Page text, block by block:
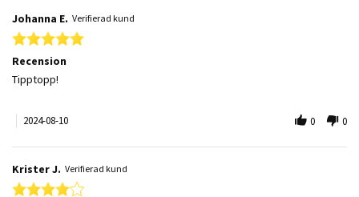
Johanna E. Verifierad kund
5.0 star rating
Recension
Review by Johanna E. on 10 Aug 2024
review stating Recension
Tipptopp!
2024-08-10 0 0
Krister J. Verifierad kund
4.0 star rating